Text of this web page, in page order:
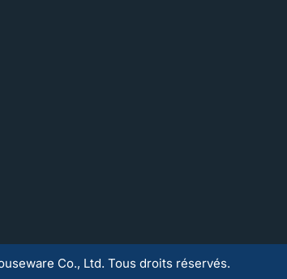
Co., Ltd. Tous droits réservés.